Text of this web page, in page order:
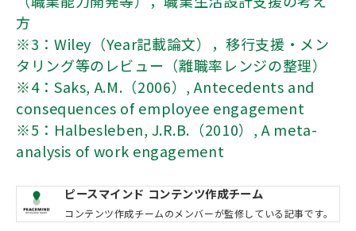
方
※3：Wiley（Year記載論文），移行支援・メン
タリング等のレビュー（離職率レンジの整理）
※4：Saks, A.M.（2006）, Antecedents and
consequences of employee engagement
※5：Halbesleben, J.R.B.（2010）, A meta-
analysis of work engagement
ピースマインド コンテンツ作成チーム
コンテンツ作成チームのメンバーが監修している記事です。